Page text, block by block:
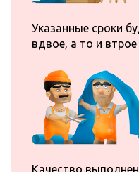
Указанные сроки
вдвое, а то и втрое
Качество